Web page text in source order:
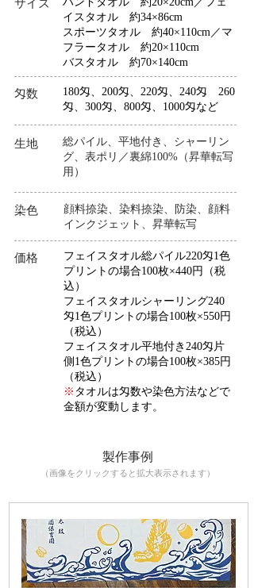
サイズ
イスタオル 約34×86cm
スポーツタオル 約40×110cm／ マ
フラータオル 約20×110cm
バスタオル 約70×140cm
匁数
180匁、200匁、220匁、240匁 260
匁、300匁、800匁、1000匁など
生地
総パイル、平地付き、シャーリン
グ、表ポリ／裏綿100%（昇華転写
用）
染色
顔料捺染、染料捺染、防染、顔料
インクジェット、昇華転写
価格
フェイスタオル総パイル220匁1色
プリントの場合100枚×440円（税
込）
フェイスタオルシャーリング240
匁1色プリントの場合100枚×550円
（税込）
フェイスタオル平地付き240匁片
側1色プリントの場合100枚×385円
（税込）
※ タオルは匁数や染色方法などで
金額が変動します。
製作事例
（画像をクリックすると拡大表示されます）